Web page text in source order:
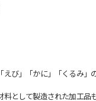
び」「かに」「くるみ」
として製造された加工品